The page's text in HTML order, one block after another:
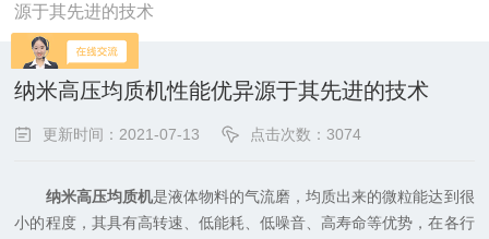
源于其先进的技术
纳米高压均质机性能优异源于其先进的技术
更新时间：2021-07-13 点击次数：3074
纳米高压均质机是液体物料的气流磨，均质出来的微粒能达到很
小的程度，其具有高转速、低能耗、低噪音、高寿命等优势，在各行